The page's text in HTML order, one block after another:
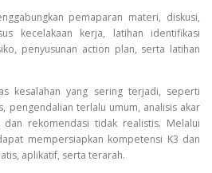
pemaparan materi, diskusi,
kecelakaan kerja, latihan identifikasi
penyusunan action plan, serta latihan
kesalahan yang sering terjadi, seperti
pengendalian terlalu umum, analisis akar
dan rekomendasi tidak realistis. Melalui
mempersiapkan kompetensi K3 dan
aplikatif, serta terarah.